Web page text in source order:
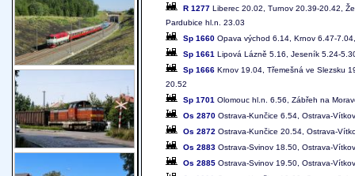
R 1277 Liberec 20.02, Turnov 20.39-20.42,
Pardubice hl.n. 23.03
Sp 1660 Opava východ 6.14, Krnov 6.47-
Sp 1661 Lipová Lázně 5.16, Jeseník 5.24-
Sp 1666 Krnov 19.04, Třemešná ve Slezsku
20.52
Sp 1701 Olomouc hl.n. 6.56, Zábřeh na
Os 2870 Ostrava-Kunčice 6.54, Ostrava-
Os 2872 Ostrava-Kunčice 20.54, Ostrava-
Os 2883 Ostrava-Svinov 18.50, Ostrava-
Os 2885 Ostrava-Svinov 19.50, Ostrava-